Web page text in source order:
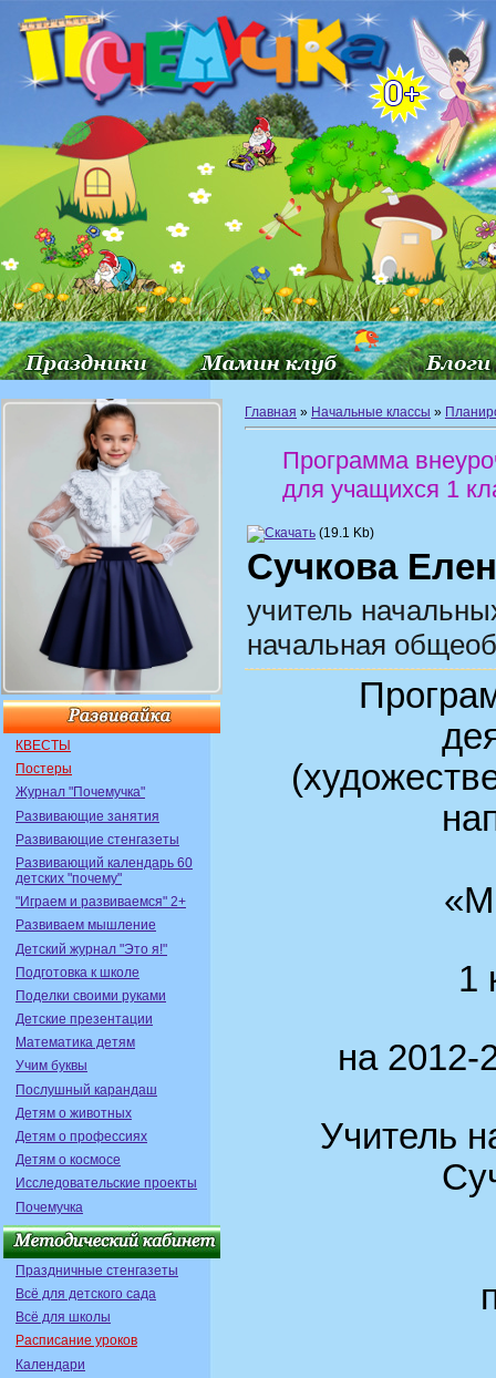
КВЕСТЫ
Постеры
Журнал "Почемучка"
Развивающие занятия
Развивающие стенгазеты
Развивающий календарь 60
детских "почему"
"Играем и развиваемся" 2+
Развиваем мышление
Детский журнал "Это я!"
Подготовка к школе
Поделки своими руками
Детские презентации
Математика детям
Учим буквы
Послушный карандаш
Детям о животных
Детям о профессиях
Детям о космосе
Исследовательские проекты
Почемучка
Праздничные стенгазеты
Всё для детского сада
Всё для школы
Расписание уроков
Календари
Главная » Начальные классы »
Программа
для учащихся 1
(19.1 Kb)
Сучкова
учитель
начальная
1
на 2012-
Учитель